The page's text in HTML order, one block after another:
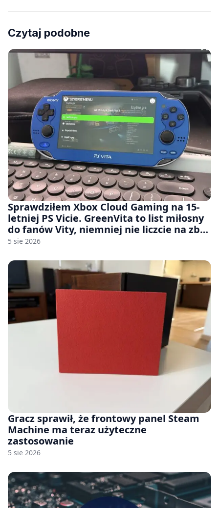
Czytaj podobne
Sprawdziłem Xbox Cloud Gaming na 15-
letniej PS Vicie. GreenVita to list miłosny
do fanów Vity, niemniej nie liczcie na zbyt
wiele [FELIETON]
5 sie 2026
Gracz sprawił, że frontowy panel Steam
Machine ma teraz użyteczne
zastosowanie
5 sie 2026